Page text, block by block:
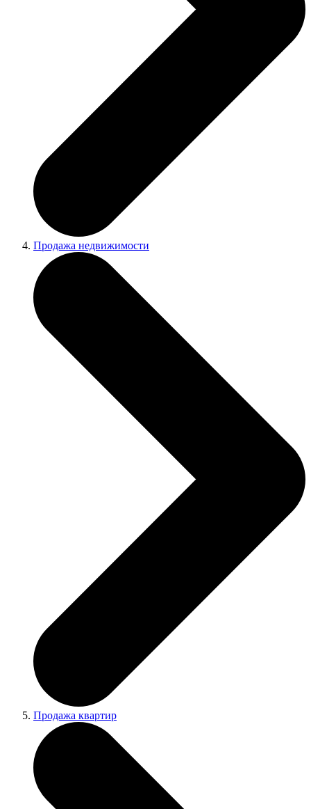
Продажа недвижимости
Продажа квартир